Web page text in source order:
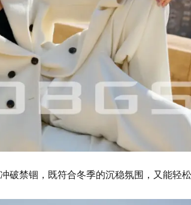
禁锢，既符合冬季的沉稳氛围，又能轻松